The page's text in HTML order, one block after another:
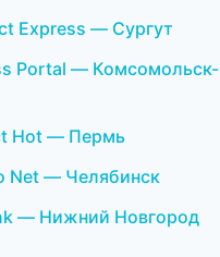
Express — Сургут
Portal — Комсомольск-
Hot — Пермь
Net — Челябинск
— Нижний Новгород